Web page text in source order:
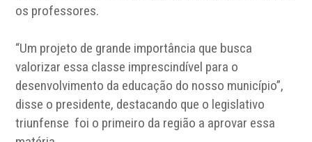
os professores.
“Um projeto de grande importância que busca
valorizar essa classe imprescindível para o
desenvolvimento da educação do nosso município”,
disse o presidente, destacando que o legislativo
triunfense foi o primeiro da região a aprovar essa